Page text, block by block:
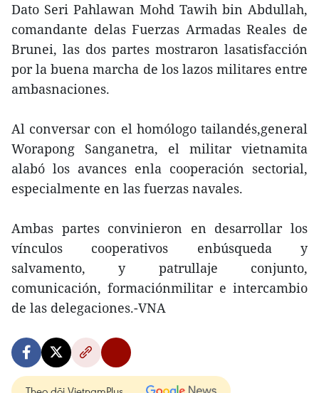
Dato Seri Pahlawan Mohd Tawih bin Abdullah,
comandante delas Fuerzas Armadas Reales de
Brunei, las dos partes mostraron lasatisfacción
por la buena marcha de los lazos militares entre
ambasnaciones.
Al conversar con el homólogo tailandés,general
Worapong Sanganetra, el militar vietnamita
alabó los avances enla cooperación sectorial,
especialmente en las fuerzas navales.
Ambas partes convinieron en desarrollar los
vínculos cooperativos enbúsqueda y
salvamento, y patrullaje conjunto,
comunicación, formaciónmilitar e intercambio
de las delegaciones.-VNA